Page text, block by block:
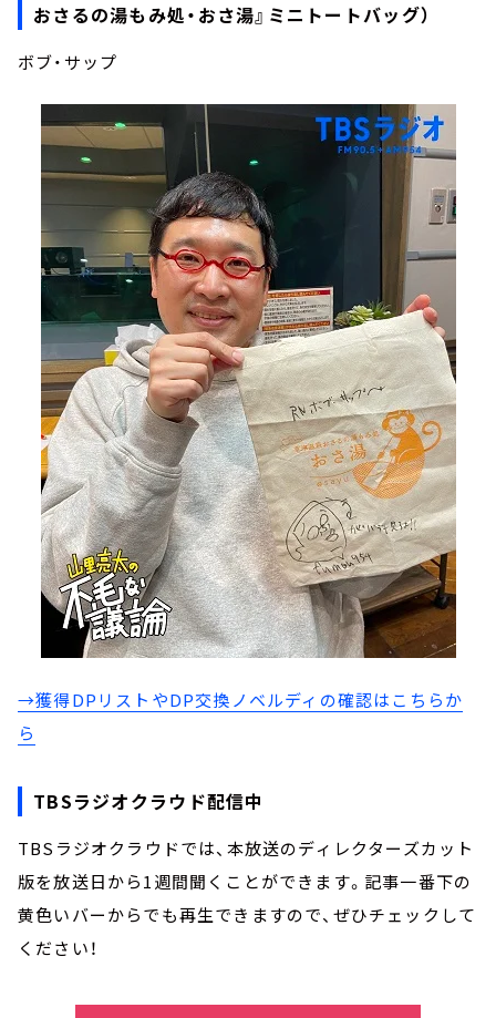
おさるの湯もみ処・おさ湯』ミニトートバッグ）
ボブ・サップ
→獲得DPリストやDP交換ノベルディの確認はこちらか
ら
TBSラジオクラウド配信中
TBSラジオクラウドでは、本放送のディレクターズカット
版を放送日から1週間聞くことができます。記事一番下の
黄色いバーからでも再生できますので、ぜひチェックして
ください！